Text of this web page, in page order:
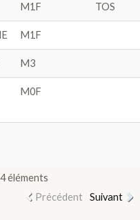
M1F TOS
M1F
M3
M0F
éléments
Précédent
Suivant